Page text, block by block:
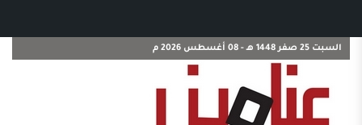
السبت 25 صفر 1448 هـ - 08 أغسطس 2026 م